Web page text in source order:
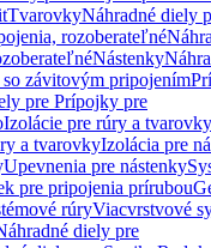
TvarovkyNáhradné diely
rozoberateľné
Nástenky
závitovým pripojením
pre Prípojky pre
Izolácie pre rúry a tvarovky
a tvarovkyIzolácia pre
Upevnenia pre nástenky
pre pripojenia prírubou
rúryViacvrstvové
diely pre